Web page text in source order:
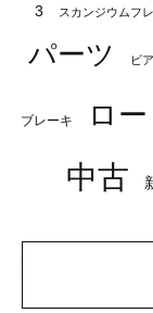
3
スカンジウムフ
パーツ ビ
ブレーキ ロ
中古